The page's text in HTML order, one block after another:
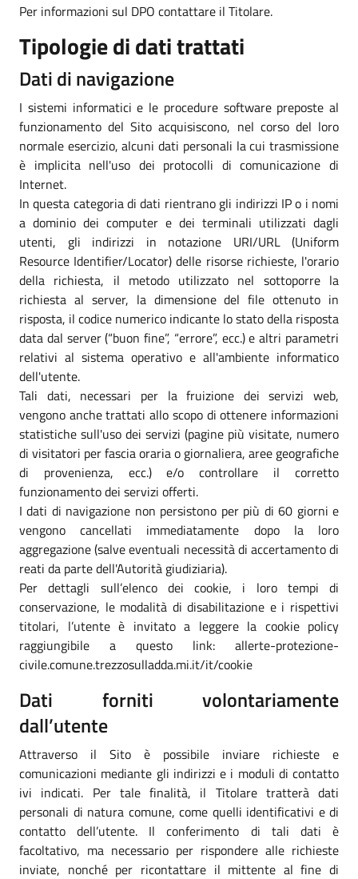
Per informazioni sul DPO contattare il Titolare.
Tipologie di dati trattati
Dati di navigazione
I sistemi informatici e le procedure software preposte al
funzionamento del Sito acquisiscono, nel corso del loro
normale esercizio, alcuni dati personali la cui trasmissione
è implicita nell'uso dei protocolli di comunicazione di
Internet.
In questa categoria di dati rientrano gli indirizzi IP o i nomi
a dominio dei computer e dei terminali utilizzati dagli
utenti, gli indirizzi in notazione URI/URL (Uniform
Resource Identifier/Locator) delle risorse richieste, l'orario
della richiesta, il metodo utilizzato nel sottoporre la
richiesta al server, la dimensione del file ottenuto in
risposta, il codice numerico indicante lo stato della risposta
data dal server (“buon fine”, “errore”, ecc.) e altri parametri
relativi al sistema operativo e all'ambiente informatico
dell'utente.
Tali dati, necessari per la fruizione dei servizi web,
vengono anche trattati allo scopo di ottenere informazioni
statistiche sull'uso dei servizi (pagine più visitate, numero
di visitatori per fascia oraria o giornaliera, aree geografiche
di provenienza, ecc.) e/o controllare il corretto
funzionamento dei servizi offerti.
I dati di navigazione non persistono per più di 60 giorni e
vengono cancellati immediatamente dopo la loro
aggregazione (salve eventuali necessità di accertamento di
reati da parte dell'Autorità giudiziaria).
Per dettagli sull’elenco dei cookie, i loro tempi di
conservazione, le modalità di disabilitazione e i rispettivi
titolari, l’utente è invitato a leggere la cookie policy
raggiungibile a questo link: allerte-protezione-
civile.comune.trezzosulladda.mi.it/it/cookie
Dati forniti volontariamente
dall’utente
Attraverso il Sito è possibile inviare richieste e
comunicazioni mediante gli indirizzi e i moduli di contatto
ivi indicati. Per tale finalità, il Titolare tratterà dati
personali di natura comune, come quelli identificativi e di
contatto dell’utente. Il conferimento di tali dati è
facoltativo, ma necessario per rispondere alle richieste
inviate, nonché per ricontattare il mittente al fine di